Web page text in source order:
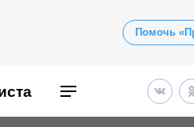
Помочь